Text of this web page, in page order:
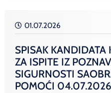
01.07.2026
SPISAK KANDIDATA
ZA ISPITE IZ
SIGURNOSTI
POMOĆI